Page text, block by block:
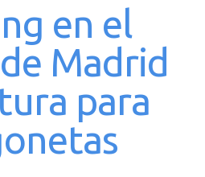
en el
Madrid
para